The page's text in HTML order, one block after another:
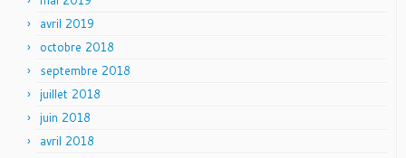
avril 2019
octobre 2018
septembre 2018
juillet 2018
juin 2018
avril 2018